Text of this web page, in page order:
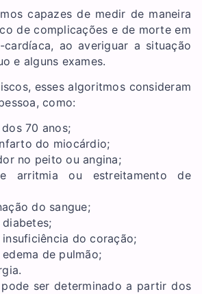
capazes de medir de maneira
de complicações e de morte em
cardíaca, ao averiguar a situação
e alguns exames.
esses algoritmos consideram
como:
70 anos;
do miocárdio;
no peito ou angina;
arritmia ou estreitamento de
do sangue;
diabetes;
insuficiência do coração;
de pulmão;
ser determinado a partir dos